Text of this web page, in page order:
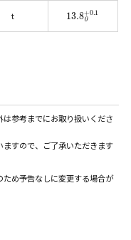
t 0+0.1
参考までにお取り扱いくださ
すので、ご了承いただきます
め予告なしに変更する場合が